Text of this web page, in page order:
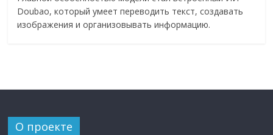
Doubao, который умеет переводить текст, создавать
изображения и организовывать информацию.
О проекте